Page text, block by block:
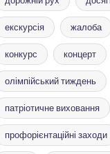
екскурсія жалоба
конкурс концерт
олімпійський тиждень
патріотичне виховання
профорієнтаційні заходи